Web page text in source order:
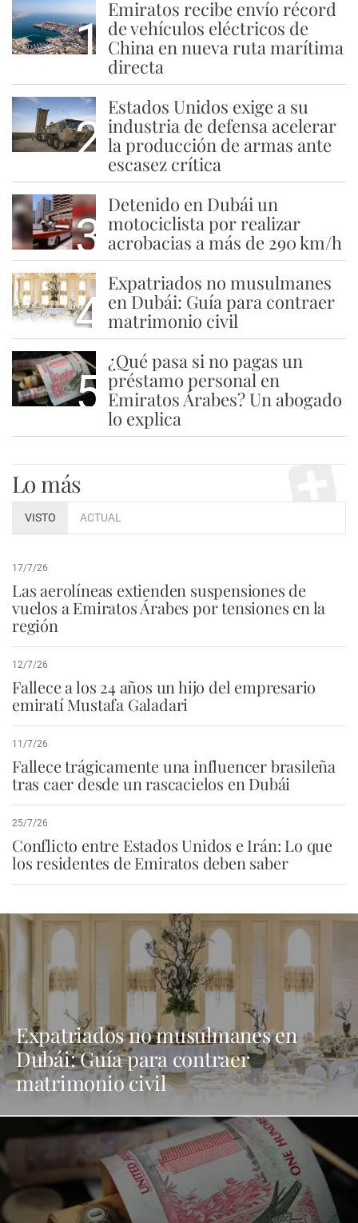
1
Emiratos recibe envío récord
de vehículos eléctricos de
China en nueva ruta marítima
directa
2
Estados Unidos exige a su
industria de defensa acelerar
la producción de armas ante
escasez crítica
3
Detenido en Dubái un
motociclista por realizar
acrobacias a más de 290 km/h
4
Expatriados no musulmanes
en Dubái: Guía para contraer
matrimonio civil
5
¿Qué pasa si no pagas un
préstamo personal en
Emiratos Árabes? Un abogado
lo explica
Lo más
VISTO ACTUAL
17/7/26
Las aerolíneas extienden suspensiones de
vuelos a Emiratos Árabes por tensiones en la
región
12/7/26
Fallece a los 24 años un hijo del empresario
emiratí Mustafa Galadari
11/7/26
Fallece trágicamente una influencer brasileña
tras caer desde un rascacielos en Dubái
25/7/26
Conflicto entre Estados Unidos e Irán: Lo que
los residentes de Emiratos deben saber
Expatriados no musulmanes en
Dubái: Guía para contraer
matrimonio civil